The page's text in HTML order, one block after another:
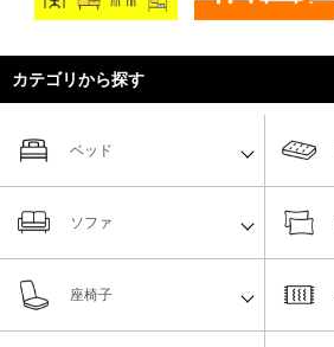
カテゴリから探す
ベッド
ソファ
座椅子